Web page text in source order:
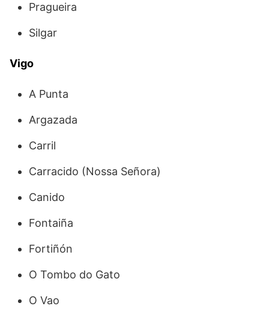
Pragueira
Silgar
Vigo
A Punta
Argazada
Carril
Carracido (Nossa Señora)
Canido
Fontaiña
Fortiñón
O Tombo do Gato
O Vao